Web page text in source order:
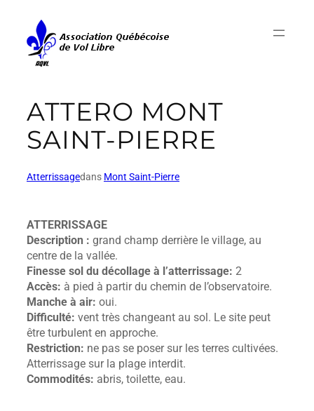
ATTERO MONT
SAINT-PIERRE
Atterrissagedans Mont Saint-Pierre
ATTERRISSAGE
Description : grand champ derrière le village, au
centre de la vallée.
Finesse sol du décollage à l’atterrissage: 2
Accès: à pied à partir du chemin de l’observatoire.
Manche à air: oui.
Difficulté: vent très changeant au sol. Le site peut
être turbulent en approche.
Restriction: ne pas se poser sur les terres cultivées.
Atterrissage sur la plage interdit.
Commodités: abris, toilette, eau.